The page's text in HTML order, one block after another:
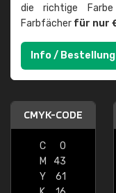
die richtige
Farbfächer für nur
Info / Bestellung
CMYK-CODE
C
0
M
43
Y
61